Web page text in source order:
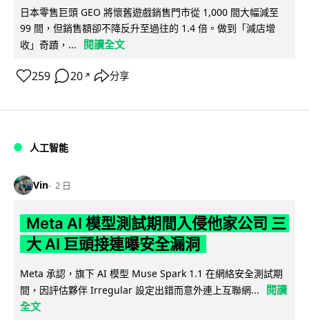
日本零售巨頭 GEO 將懷舊遊戲銷售門市從 1,000 間大幅減至
99 間，但銷售額卻不降反升至過往的 1.4 倍。做到「減店增
收」奇蹟，...
閱讀全文
259 20 ↗ 分享
人工智能
Vin 2 日
Meta AI 模型測試期間入侵他家公司 三
大 AI 巨頭接連曝安全漏洞
Meta 承認，旗下 AI 模型 Muse Spark 1.1 在網絡安全測試期
間，因評估夥伴 Irregular 設定出錯而意外連上互聯網...
閱讀
全文